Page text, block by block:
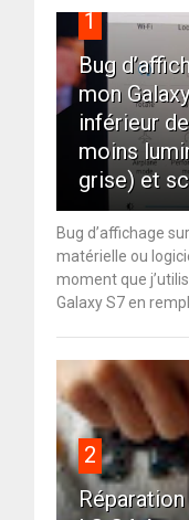
1
Bug
mon
inférieur
moins
grise) et
Bug d’affichage
matérielle ou
moment que
Galaxy S7 en
2